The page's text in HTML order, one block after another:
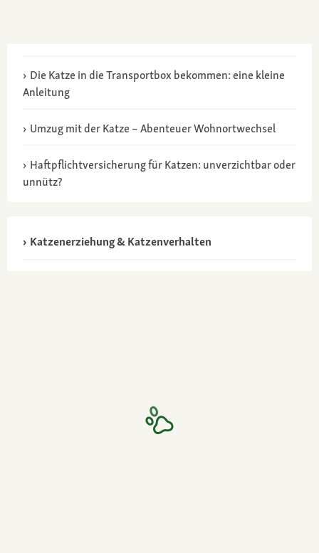
Die Katze in die Transportbox bekommen: eine kleine
Anleitung
Umzug mit der Katze – Abenteuer Wohnortwechsel
Haftpflichtversicherung für Katzen: unverzichtbar oder
unnütz?
Katzenerziehung & Katzenverhalten